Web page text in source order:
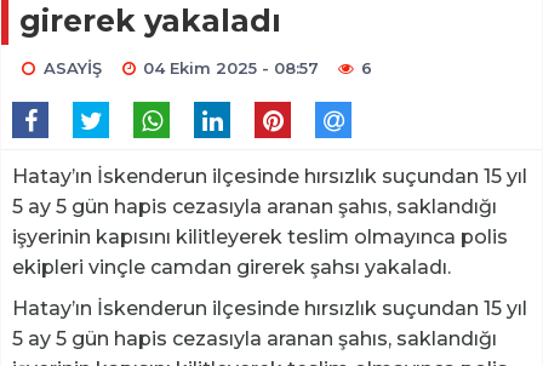
girerek yakaladı
ASAYİŞ 04 Ekim 2025 - 08:57 6
Hatay’ın İskenderun ilçesinde hırsızlık suçundan 15 yıl
5 ay 5 gün hapis cezasıyla aranan şahıs, saklandığı
işyerinin kapısını kilitleyerek teslim olmayınca polis
ekipleri vinçle camdan girerek şahsı yakaladı.
Hatay’ın İskenderun ilçesinde hırsızlık suçundan 15 yıl
5 ay 5 gün hapis cezasıyla aranan şahıs, saklandığı